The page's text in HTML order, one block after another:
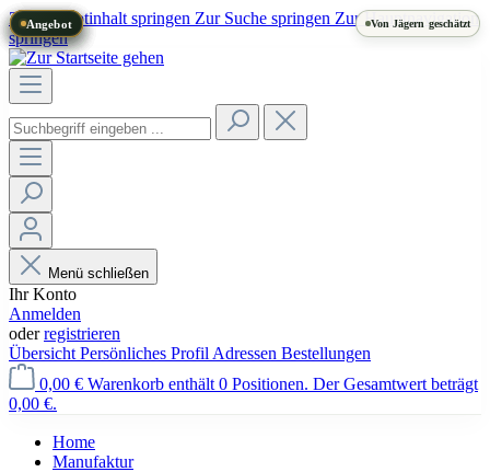
Zum Hauptinhalt springen Zur Suche springen Zur Hauptnavigation
springen
Menü schließen
Ihr Konto
Anmelden
oderregistrieren
Übersicht Persönliches Profil Adressen Bestellungen
0,00 € Warenkorb enthält 0 Positionen. Der Gesamtwert beträgt
0,00 €.
Home
Manufaktur
Von Jägern geschätzt